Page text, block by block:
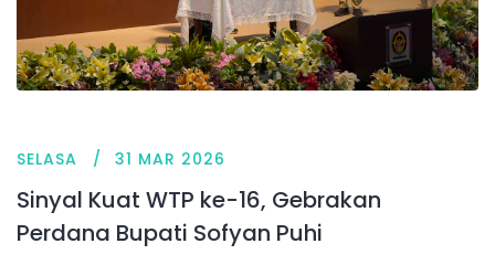
SELASA 31 MAR 2026
Sinyal Kuat WTP ke-16, Gebrakan
Perdana Bupati Sofyan Puhi